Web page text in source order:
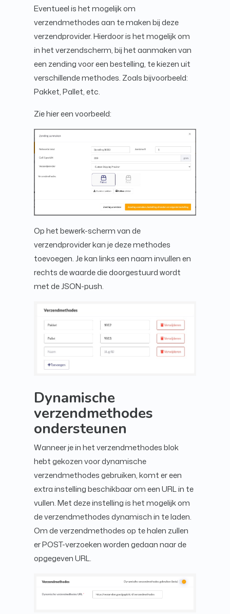
Eventueel is het mogelijk om
verzendmethodes aan te maken bij deze
verzendprovider. Hierdoor is het mogelijk om
in het verzendscherm, bij het aanmaken van
een zending voor een bestelling, te kiezen uit
verschillende methodes. Zoals bijvoorbeeld:
Pakket, Pallet, etc.
Zie hier een voorbeeld:
Op het bewerk-scherm van de
verzendprovider kan je deze methodes
toevoegen. Je kan links een naam invullen en
rechts de waarde die doorgestuurd wordt
met de JSON-push.
Dynamische
verzendmethodes
ondersteunen
Wanneer je in het verzendmethodes blok
hebt gekozen voor dynamische
verzendmethodes gebruiken, komt er een
extra instelling beschikbaar om een URL in te
vullen. Met deze instelling is het mogelijk om
de verzendmethodes dynamisch in te laden.
Om de verzendmethodes op te halen zullen
er POST-verzoeken worden gedaan naar de
opgegeven URL.